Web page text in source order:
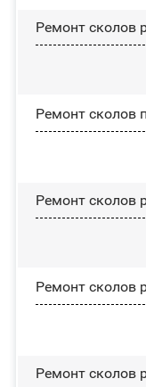
Ремонт сколов
Ремонт сколов
Ремонт сколов
Ремонт сколов
Ремонт сколов